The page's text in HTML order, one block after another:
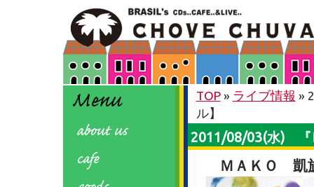
TOP» ライブ情報 »
ル】
2011/08/03(水) 『
ＭＡＫＯ 凱